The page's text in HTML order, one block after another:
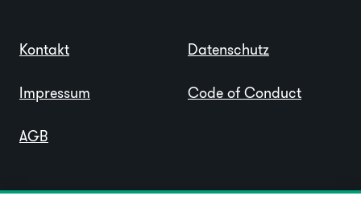
Kontakt
Impressum
AGB
Datenschutz
Code of Conduct